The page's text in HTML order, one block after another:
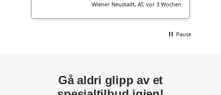
Wiener Neustadt, AT, vor 3 Wochen
Pause
Gå aldri glipp av et